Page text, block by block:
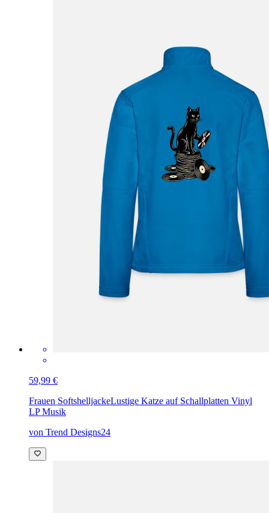
59,99 €
Frauen SoftshelljackeLustige Katze auf Schallplatten Vinyl
LP Musik
von Trend Designs24